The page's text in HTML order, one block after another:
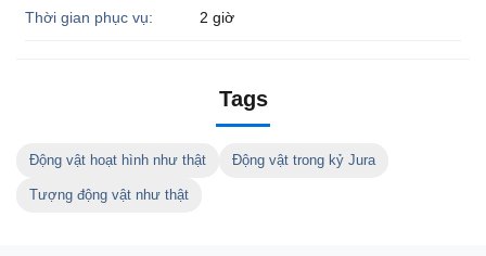
Thời gian phục vụ: 2 giờ
Tags
Động vật hoạt hình như thật Động vật trong kỷ Jura
Tượng động vật như thật